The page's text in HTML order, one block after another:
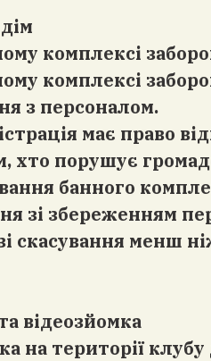
комплексі
комплексі
з персоналом.
має право
хто порушує
банного
зі збереженням
скасування менш
відеозйомка
на території